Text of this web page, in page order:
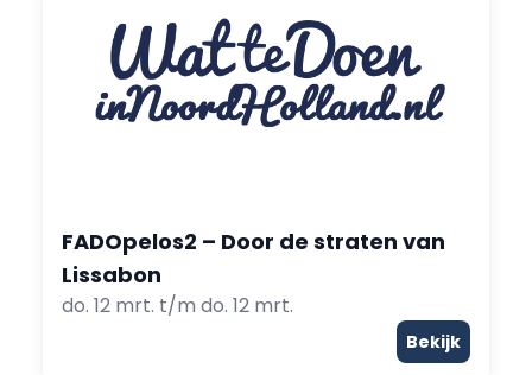
FADOpelos2 – Door de straten van
Lissabon
do. 12 mrt. t/m do. 12 mrt.
Bekijk